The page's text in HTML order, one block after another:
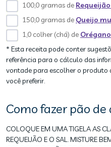
100,0 gramas de
150,0 gramas de Queijo
1,0 colher (chá) de
* Esta receita pode conter
referência para o cálculo das
vontade para escolher o produto
você preferir.
Como fazer pão de
COLOQUE EM UMA TIGELA AS
REQUEIJÃO E O SAL. MISTURE